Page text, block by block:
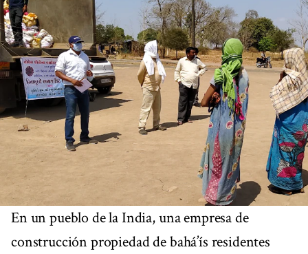
En un pueblo de la India, una empresa de
construcción propiedad de bahá’ís residentes